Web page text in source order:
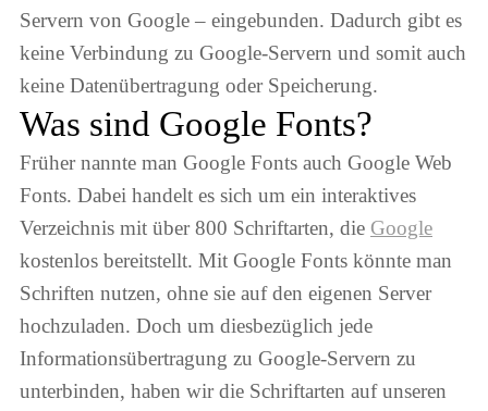
Servern von Google – eingebunden. Dadurch gibt es
keine Verbindung zu Google-Servern und somit auch
keine Datenübertragung oder Speicherung.
Was sind Google Fonts?
Früher nannte man Google Fonts auch Google Web
Fonts. Dabei handelt es sich um ein interaktives
Verzeichnis mit über 800 Schriftarten, die Google
kostenlos bereitstellt. Mit Google Fonts könnte man
Schriften nutzen, ohne sie auf den eigenen Server
hochzuladen. Doch um diesbezüglich jede
Informationsübertragung zu Google-Servern zu
unterbinden, haben wir die Schriftarten auf unseren